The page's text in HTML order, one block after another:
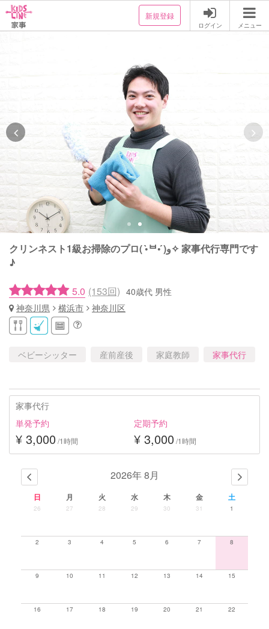
新規登録
ログイン メニュー
クリンネスト1級お掃除のプロ( •̀ᄇ• ́)ﻭ✧ 家事代行専門です
♪
5.0 (153回) 40歳代 男性
神奈川県
横浜市 神奈川区
ベビーシッター 産前産後 家庭教師 家事代行
家事代行
単発予約
¥ 3,000 /1時間
定期予約
¥ 3,000 /1時間
2026年 8月
日 月 火 水 木 金 土
26 27 28 29 30 31 1
2 3 4 5 6 7 8
9 10 11 12 13 14 15
16 17 18 19 20 21 22